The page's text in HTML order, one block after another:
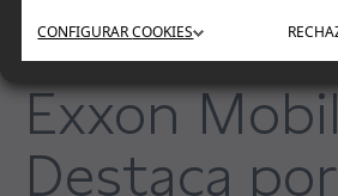
CONFIGURARCOOKIES
Exxon
Destaca